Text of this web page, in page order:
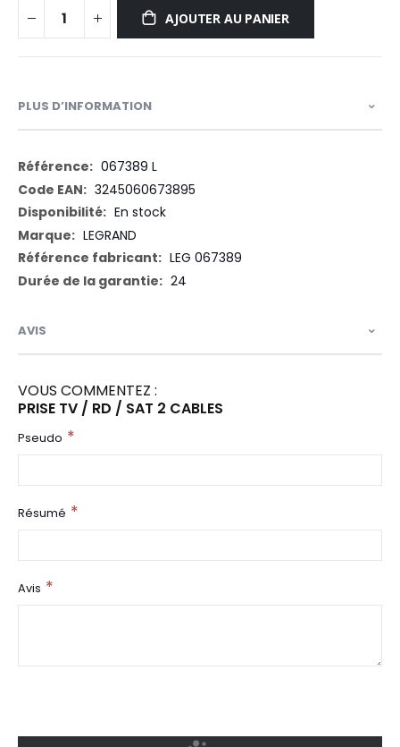
AJOUTER AU PANIER
PLUS D’INFORMATION
Plus
d’information
067389 L
3245060673895
En stock
LEGRAND
LEG 067389
24
AVIS
VOUS COMMENTEZ :
PRISE TV / RD / SAT 2 CABLES
Pseudo
Résumé
Avis